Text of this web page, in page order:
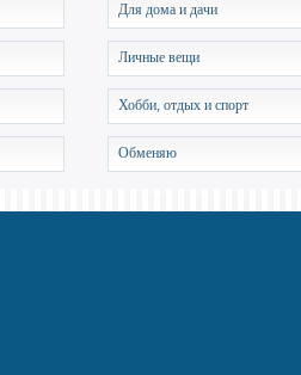
Для дома и дачи
Личные вещи
Хобби, отдых и спорт
Обменяю